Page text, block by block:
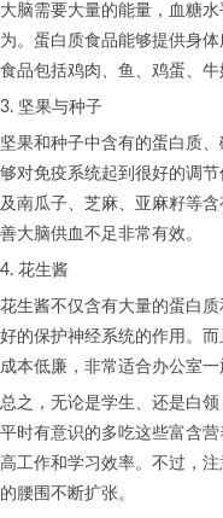
大脑需要大量的能量，血糖
为。蛋白质食品能够提供身
食品包括鸡肉、鱼、鸡蛋、牛
3. 坚果与种子
坚果和种子中含有的蛋白质
够对免疫系统起到很好的调
及南瓜子、芝麻、亚麻籽等
善大脑供血不足非常有效。
4. 花生酱
花生酱不仅含有大量的蛋白
好的保护神经系统的作用。
成本低廉，非常适合办公室一
总之，无论是学生、还是白
平时有意识的多吃这些富含
高工作和学习效率。不过，
的腰围不断扩张。